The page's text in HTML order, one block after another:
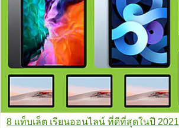
8 แท็บเล็ต เรียนออนไลน์ ที่ดีที่สุดในปี 2021